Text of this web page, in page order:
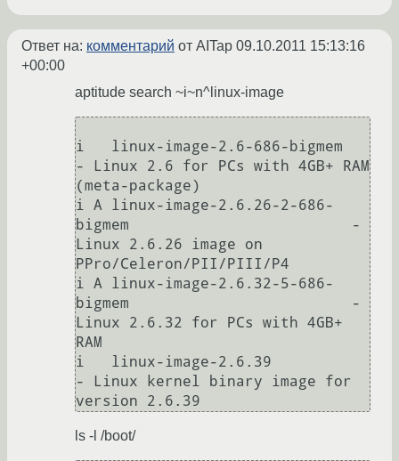
Ответ на: комментарий от AITap 09.10.2011 15:13:16
+00:00
aptitude search ~i~n^linux-image
i   linux-image-2.6-686-bigmem
- Linux 2.6 for PCs with 4GB+ RAM
(meta-package)
i A linux-image-2.6.26-2-686-
bigmem                         -
Linux 2.6.26 image on
PPro/Celeron/PII/PIII/P4
i A linux-image-2.6.32-5-686-
bigmem                         -
Linux 2.6.32 for PCs with 4GB+
RAM
i   linux-image-2.6.39
- Linux kernel binary image for
ls -l /boot/